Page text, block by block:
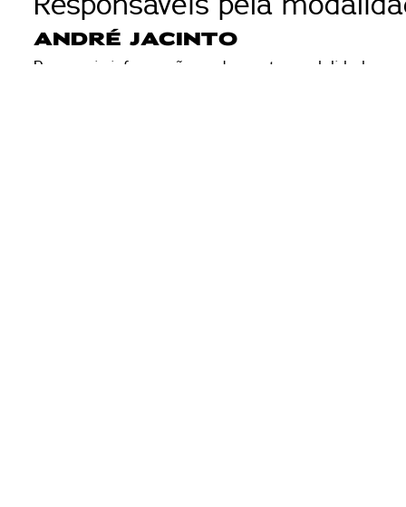
ANDRÉ JACINTO
Para mais informações sobre esta modalidade,